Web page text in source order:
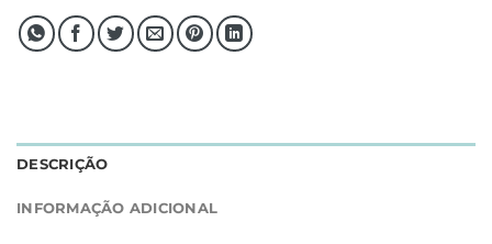
DESCRIÇÃO
INFORMAÇÃO ADICIONAL